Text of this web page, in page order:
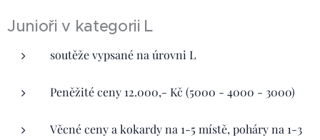
Junioři v kategorii L
soutěže vypsané na úrovni L
Peněžité ceny 12.000,- Kč (5000 - 4000 - 3000)
Věcné ceny a kokardy na 1-5 místě, poháry na 1-3